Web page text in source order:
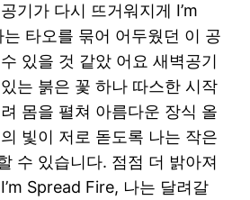
기가 다시 뜨거워지게 I’m
타오를 묶어 어두웠던 이 공
있을 것 같았 어요 새벽공기
는 붉은 꽃 하나 따스한 시작
몸을 펼쳐 아름다운 장식 올
빛이 저로 돋도록 나는 작은
수 있습니다. 점점 더 밝아져
Spread Fire, 나는 달려갈